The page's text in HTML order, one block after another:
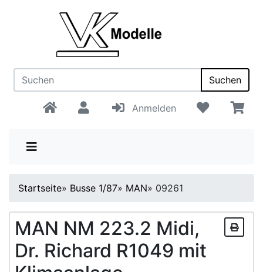
Suchen
Anmelden
Startseite» Busse 1/87» MAN» 09261
MAN NM 223.2 Midi,
Dr. Richard R1049 mit